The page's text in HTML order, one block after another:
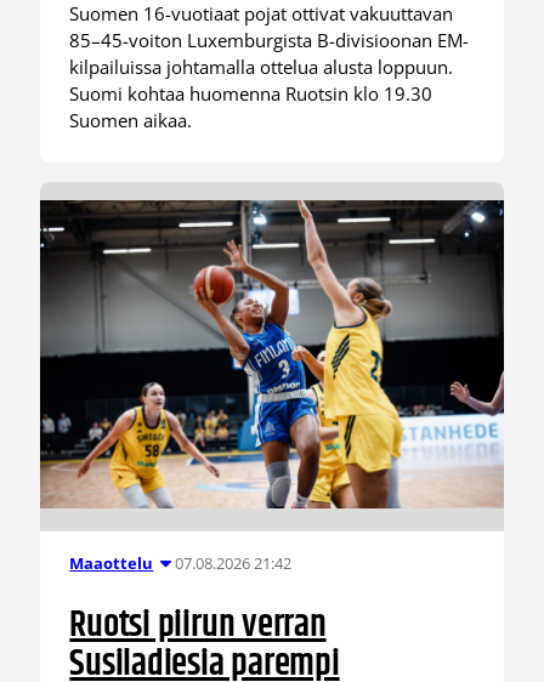
Suomen 16-vuotiaat pojat ottivat vakuuttavan
85–45-voiton Luxemburgista B-divisioonan EM-
kilpailuissa johtamalla ottelua alusta loppuun.
Suomi kohtaa huomenna Ruotsin klo 19.30
Suomen aikaa.
Maaottelu 07.08.2026 21:42
Ruotsi piirun verran
Susiladiesia parempi